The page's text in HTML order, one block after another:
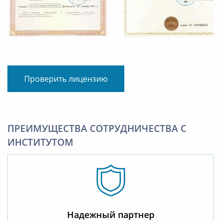
Проверить лицензию
ПРЕИМУЩЕСТВА СОТРУДНИЧЕСТВА С
ИНСТИТУТОМ
Надежный партнер